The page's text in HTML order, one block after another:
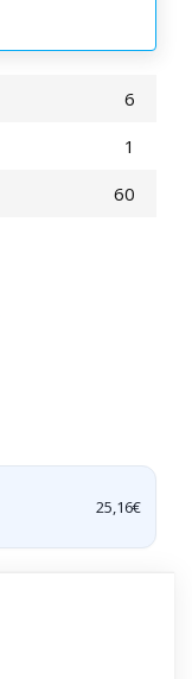
6
1
60
25,16€